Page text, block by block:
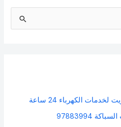
الكهرباء 24 ساعة
97883994